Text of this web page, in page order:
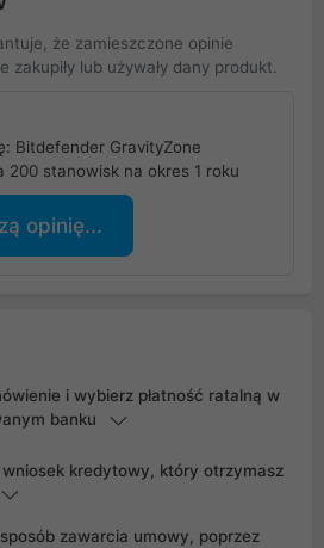
że zamieszczone opinie
zakupiły lub używały dany produkt.
Bitdefender GravityZone
200 stanowisk na okres 1 roku
opinię...
i wybierz płatność ratalną w
banku
wniosek kredytowy, który otrzymasz
zawarcia umowy, poprzez